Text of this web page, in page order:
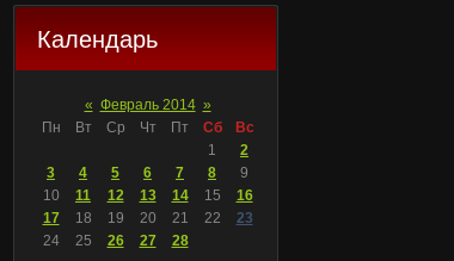
Календарь
« Февраль 2014 »
Пн
Вт Ср Чт Пт Сб
Вс
1
2
3
4 5 6 7 8
9
10
11 12 13 14 15
16
17
18 19 20 21 22
23
24
25 26 27 28